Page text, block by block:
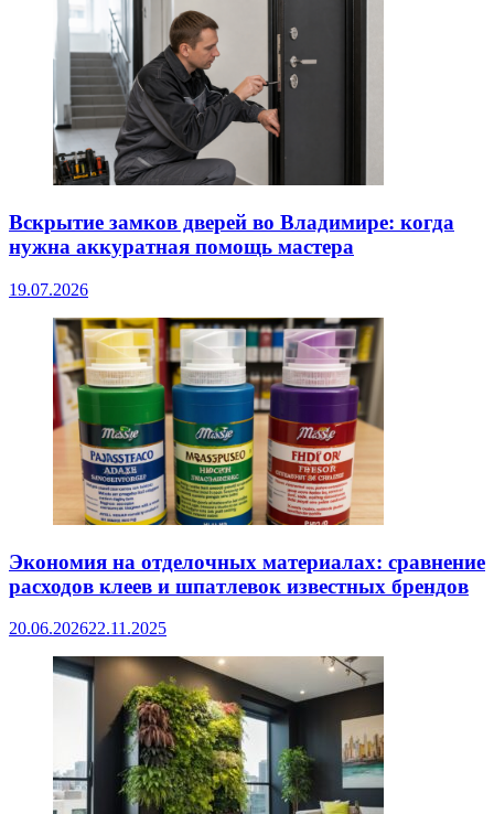
Вскрытие замков дверей во Владимире: когда
нужна аккуратная помощь мастера
19.07.2026
Экономия на отделочных материалах: сравнение
расходов клеев и шпатлевок известных брендов
20.06.202622.11.2025